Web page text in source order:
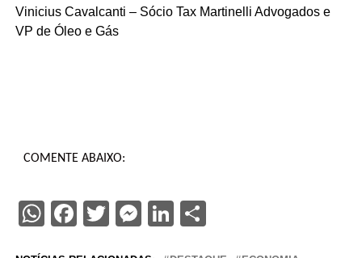
Vinicius Cavalcanti – Sócio Tax Martinelli Advogados e
VP de Óleo e Gás
COMENTE ABAIXO:
WhatsApp
Facebook
Twitter
Messenger
LinkedIn
Share